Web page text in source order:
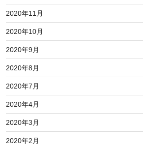
2020年11月
2020年10月
2020年9月
2020年8月
2020年7月
2020年4月
2020年3月
2020年2月